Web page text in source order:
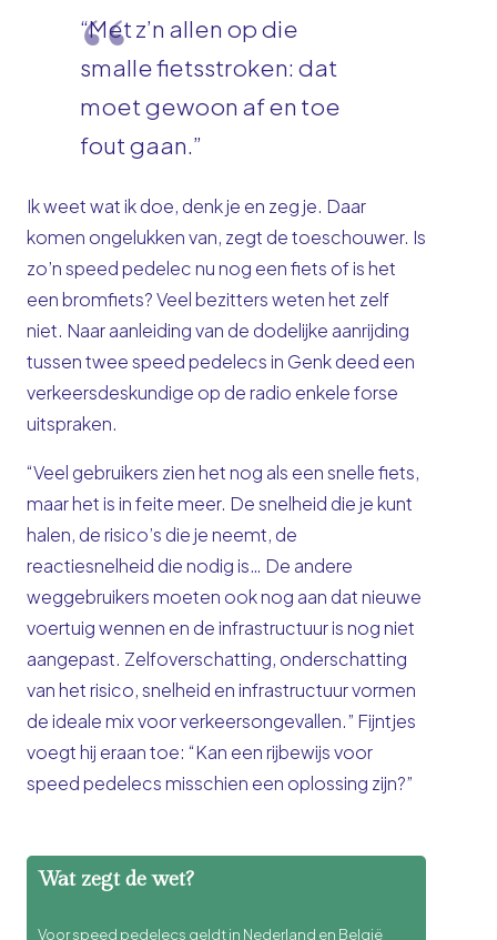
“Met z’n allen op die
smalle fietsstroken: dat
moet gewoon af en toe
fout gaan.”
Ik weet wat ik doe, denk je en zeg je. Daar
komen ongelukken van, zegt de toeschouwer. Is
zo’n speed pedelec nu nog een fiets of is het
een bromfiets? Veel bezitters weten het zelf
niet. Naar aanleiding van de dodelijke aanrijding
tussen twee speed pedelecs in Genk deed een
verkeersdeskundige op de radio enkele forse
uitspraken.
“Veel gebruikers zien het nog als een snelle fiets,
maar het is in feite meer. De snelheid die je kunt
halen, de risico’s die je neemt, de
reactiesnelheid die nodig is… De andere
weggebruikers moeten ook nog aan dat nieuwe
voertuig wennen en de infrastructuur is nog niet
aangepast. Zelfoverschatting, onderschatting
van het risico, snelheid en infrastructuur vormen
de ideale mix voor verkeersongevallen.” Fijntjes
voegt hij eraan toe: “Kan een rijbewijs voor
speed pedelecs misschien een oplossing zijn?”
Wat zegt de wet?
Voor speed pedelecs geldt in Nederland en België